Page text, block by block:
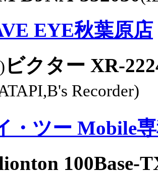
EYE秋葉原店
ビクター XR-
Recorder)
・ツー Mobile
100Base-